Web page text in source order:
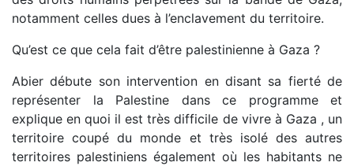
notamment celles dues à l’enclavement du territoire.
Qu’est ce que cela fait d’être palestinienne à Gaza ?
Abier débute son intervention en disant sa fierté de
représenter la Palestine dans ce programme et
explique en quoi il est très difficile de vivre à Gaza , un
territoire coupé du monde et très isolé des autres
territoires palestiniens également où les habitants ne